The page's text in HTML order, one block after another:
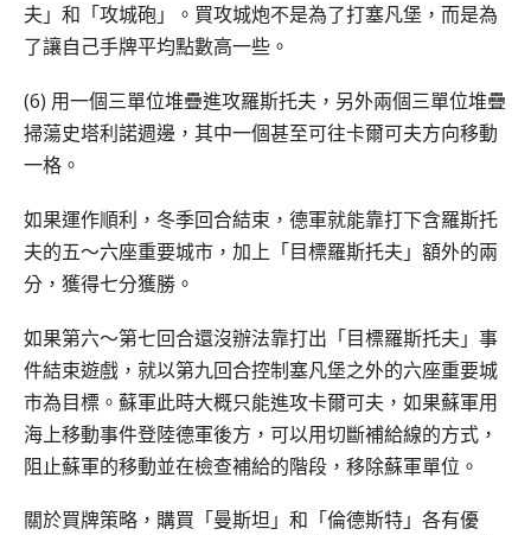
夫」和「攻城砲」。買攻城炮不是為了打塞凡堡，而是為
了讓自己手牌平均點數高一些。
(6) 用一個三單位堆疊進攻羅斯托夫，另外兩個三單位堆疊
掃蕩史塔利諾週邊，其中一個甚至可往卡爾可夫方向移動
一格。
如果運作順利，冬季回合結束，德軍就能靠打下含羅斯托
夫的五～六座重要城市，加上「目標羅斯托夫」額外的兩
分，獲得七分獲勝。
如果第六～第七回合還沒辦法靠打出「目標羅斯托夫」事
件結束遊戲，就以第九回合控制塞凡堡之外的六座重要城
市為目標。蘇軍此時大概只能進攻卡爾可夫，如果蘇軍用
海上移動事件登陸德軍後方，可以用切斷補給線的方式，
阻止蘇軍的移動並在檢查補給的階段，移除蘇軍單位。
關於買牌策略，購買「曼斯坦」和「倫德斯特」各有優